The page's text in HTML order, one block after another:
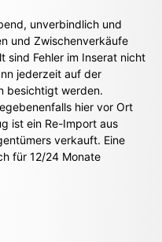
unverbindlich und
und Zwischenverkäufe
sind Fehler im Inserat nicht
jederzeit auf der
besichtigt werden.
hier vor Ort
ist ein Re-Import aus
verkauft. Eine
für 12/24 Monate